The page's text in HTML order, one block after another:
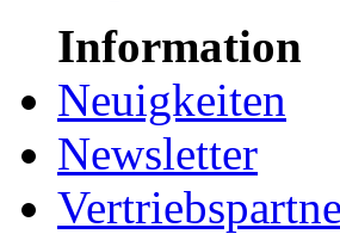
Information
Neuigkeiten
Newsletter